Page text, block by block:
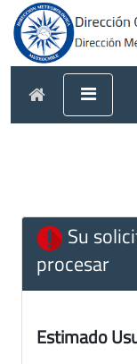
Su
procesar
Estimado